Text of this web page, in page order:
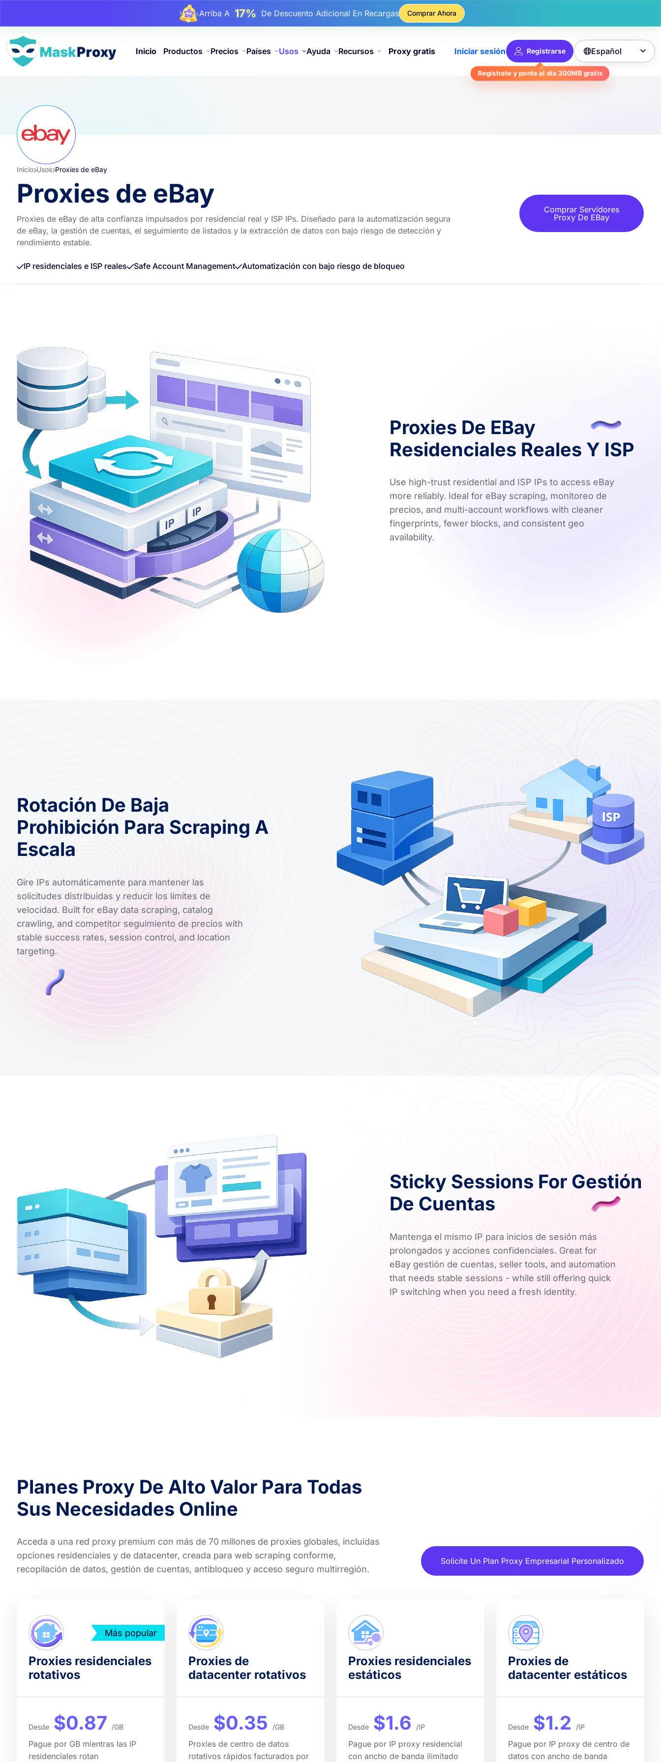
Arriba A 17% De Descuento Adicional En Recargas
Arriba A25%Descuento En Compras Estáticas IP
81%
Comprar Ahora
Inicio Productos Precios Países Usos Ayuda Recursos Proxy gratis Iniciar sesión Registrarse
Regístrate y ponte al día 300MBgratis
Español 
Inicio Usos Proxies de eBay
Proxies de eBay
Proxies de eBay de alta confianza impulsados ​​por residencial real y ISP IPs. Diseñado para la automatización segura
de eBay, la gestión de cuentas, el seguimiento de listados y la extracción de datos con bajo riesgo de detección y
rendimiento estable.
Comprar Servidores
Proxy De EBay
IP residenciales e ISP reales Safe Account Management Automatización con bajo riesgo de bloqueo
Proxies De EBay
Residenciales Reales Y ISP
Use high-trust residential and ISP IPs to access eBay
more reliably. Ideal for eBay scraping, monitoreo de
precios, and multi-account workflows with cleaner
fingerprints, fewer blocks, and consistent geo
availability.
Rotación De Baja
Prohibición Para Scraping A
Escala
Gire IPs automáticamente para mantener las
solicitudes distribuidas y reducir los límites de
velocidad. Built for eBay data scraping, catalog
crawling, and competitor seguimiento de precios with
stable success rates, session control, and location
targeting.
Sticky Sessions For Gestión
De Cuentas
Mantenga el mismo IP para inicios de sesión más
prolongados y acciones confidenciales. Great for
eBay gestión de cuentas, seller tools, and automation
that needs stable sessions - while still offering quick
IP switching when you need a fresh identity.
Planes Proxy De Alto Valor Para Todas
Sus Necesidades Online
Acceda a una red proxy premium con más de 70 millones de proxies globales, incluidas
opciones residenciales y de datacenter, creada para web scraping conforme,
recopilación de datos, gestión de cuentas, antibloqueo y acceso seguro multirregión.
Solicite Un Plan Proxy Empresarial Personalizado
Más popular
Proxies residenciales
rotativos
Desde $0.87 /GB
Pague por GB mientras las IP
residenciales rotan
Proxies de
datacenter rotativos
Desde $0.35 /GB
Proxies de centro de datos
rotativos rápidos facturados por
Proxies residenciales
estáticos
Desde $1.6 /IP
Pague por IP proxy residencial
con ancho de banda ilimitado
Proxies de
datacenter estáticos
Desde $1.2 /IP
Pague por IP proxy de centro de
datos con ancho de banda